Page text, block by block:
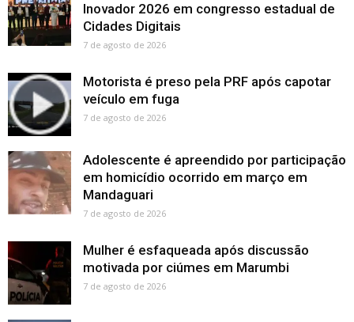
Inovador 2026 em congresso estadual de
Cidades Digitais
7 de agosto de 2026
Motorista é preso pela PRF após capotar
veículo em fuga
7 de agosto de 2026
Adolescente é apreendido por participação
em homicídio ocorrido em março em
Mandaguari
7 de agosto de 2026
Mulher é esfaqueada após discussão
motivada por ciúmes em Marumbi
7 de agosto de 2026